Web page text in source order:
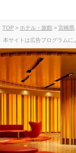
TOP ホテル・旅館 宮崎県
本サイトは広告プログラムに